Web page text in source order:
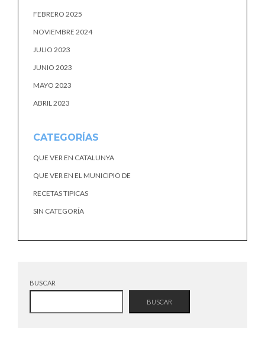
FEBRERO 2025
NOVIEMBRE 2024
JULIO 2023
JUNIO 2023
MAYO 2023
ABRIL 2023
CATEGORÍAS
QUE VER EN CATALUNYA
QUE VER EN EL MUNICIPIO DE
RECETAS TIPICAS
SIN CATEGORÍA
BUSCAR
BUSCAR